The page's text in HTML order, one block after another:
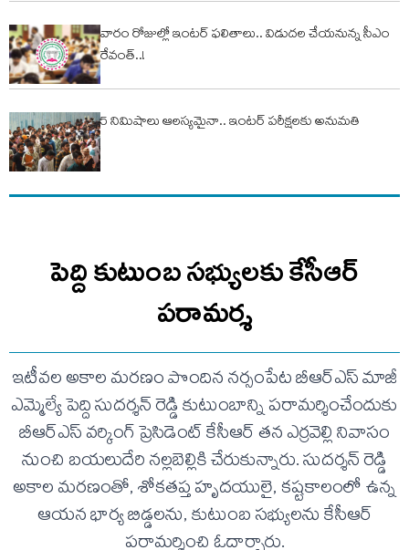
వారం రోజుల్లో ఇంట‌ర్ ఫ‌లితాలు.. విడుద‌ల చేయ‌నున్న సీఎం
రేవంత్..!
5 నిమిషాలు ఆల‌స్య‌మైనా.. ఇంట‌ర్ ప‌రీక్ష‌ల‌కు అనుమ‌తి
పెద్ది కుటుంబ సభ్యులకు కేసీఆర్
పరామర్శ
ఇటీవల అకాల మరణం పొందిన నర్సంపేట బీఆర్ఎస్ మాజీ
ఎమ్మెల్యే పెద్ది సుదర్శన్ రెడ్డి కుటుంబాన్ని పరామర్శించేందుకు
బీఆర్ఎస్ వర్కింగ్ ప్రెసిడెంట్ కేసీఆర్ తన ఎర్రవెల్లి నివాసం
నుంచి బయలుదేరి నల్లబెల్లికి చేరుకున్నారు. సుదర్శన్ రెడ్డి
అకాల మరణంతో, శోకతప్త హృదయులై, కష్టకాలంలో ఉన్న
ఆయన భార్య బిడ్డలను, కుటుంబ సభ్యులను కేసీఆర్